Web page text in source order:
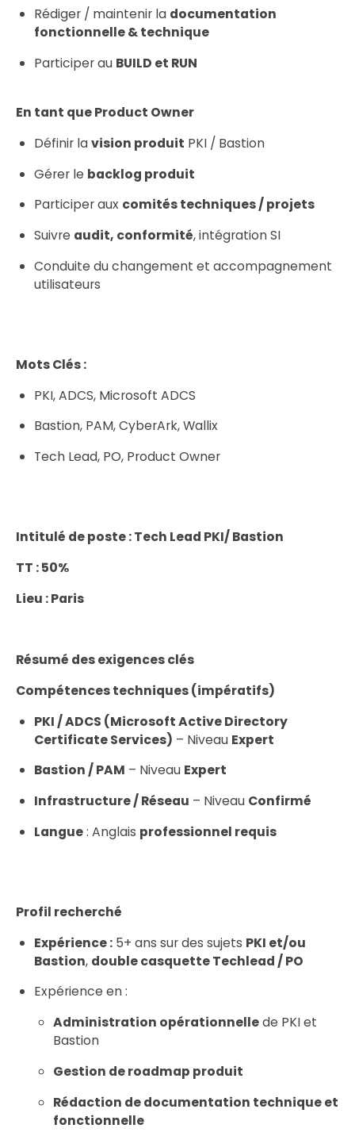
Rédiger / maintenir la documentation
fonctionnelle & technique
Participer au BUILD et RUN
En tant que Product Owner
Définir lavision produit PKI / Bastion
Gérer le backlog produit
Participer aux comités techniques / projets
Suivre audit, conformité, intégration SI
Conduite du changement et accompagnement
utilisateurs
Mots Clés :
PKI, ADCS, Microsoft ADCS
Bastion, PAM, CyberArk, Wallix
Tech Lead, PO, Product Owner
Intitulé de poste : Tech Lead PKI/ Bastion
TT : 50%
Lieu : Paris
Résumé des exigences clés
Compétences techniques (impératifs)
PKI / ADCS (Microsoft Active Directory
Certificate Services) – Niveau Expert
Bastion / PAM – Niveau Expert
Infrastructure / Réseau – Niveau Confirmé
Langue: Anglais professionnel requis
Profil recherché
Expérience : 5+ ans sur des sujets PKI et/ou
Bastion, double casquette Techlead / PO
Expérience en :
Administration opérationnellede PKI et
Bastion
Gestion de roadmap produit
Rédaction de documentation technique et
fonctionnelle